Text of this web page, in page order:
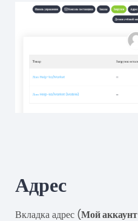
Адрес
Вкладка адрес (Мой аккаунт